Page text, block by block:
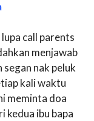
call parents
menjawab
nak peluk
kali waktu
meminta doa
kedua ibu bapa